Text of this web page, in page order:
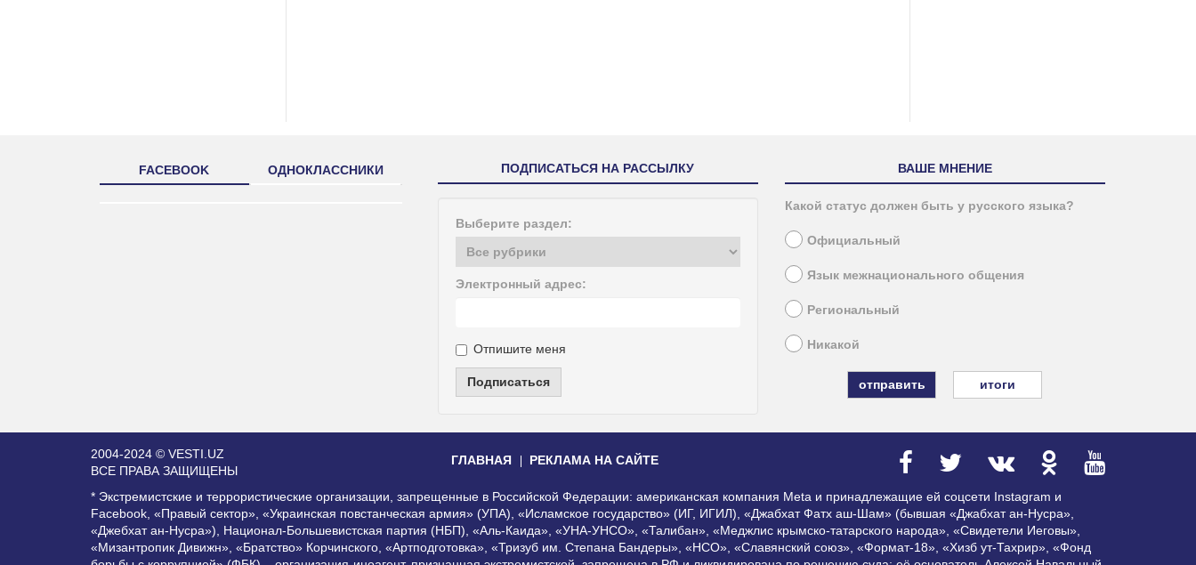
FACEBOOK ОДНОКЛАССНИКИ ПОДПИСАТЬСЯ НА РАССЫЛКУ
Выберите раздел:
Электронный адрес:
Отпишите меня
Подписаться
ВАШЕ МНЕНИЕ
Какой статус должен быть у русского языка?
Официальный
Язык межнационального общения
Региональный
Никакой
итоги
2004-2024 © VESTI.UZ
ВСЕ ПРАВА ЗАЩИЩЕНЫ
ГЛАВНАЯ РЕКЛАМА НА САЙТЕ
* Экстремистские и террористические организации, запрещенные в Российской Федерации: американская компания Meta и принадлежащие ей соцсети Instagram и
Facebook, «Правый сектор», «Украинская повстанческая армия» (УПА), «Исламское государство» (ИГ, ИГИЛ), «Джабхат Фатх аш-Шам» (бывшая «Джабхат ан-Нусра»,
«Джебхат ан-Нусра»), Национал-Большевистская партия (НБП), «Аль-Каида», «УНА-УНСО», «Талибан», «Меджлис крымско-татарского народа», «Свидетели Иеговы»,
«Мизантропик Дивижн», «Братство» Корчинского, «Артподготовка», «Тризуб им. Степана Бандеры», «НСО», «Славянский союз», «Формат-18», «Хизб ут-Тахрир», «Фонд